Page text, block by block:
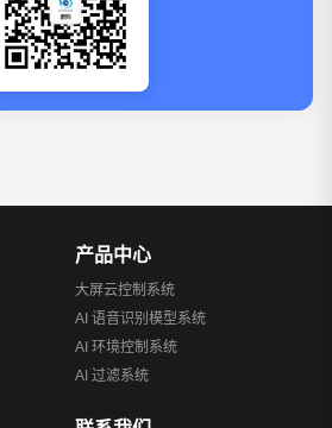
产品中心
大屏云控制系统
AI 语音识别模型系统
AI 环境控制系统
AI 过滤系统